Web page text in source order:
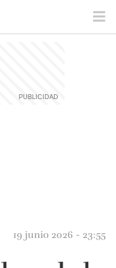
19 junio 2026 - 23:55